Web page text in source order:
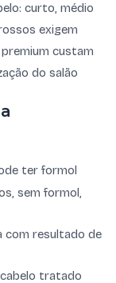
curto, médio
exigem
custam
do salão
ter formol
sem formol,
com resultado de
tratado